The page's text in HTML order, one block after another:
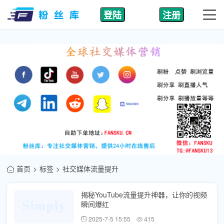
登陆 注册
首页 标签 社交媒体流量提升
揭秘YouTube流量提升神器，让你的视频
瞬间爆红
2025-7-5 15:55 415